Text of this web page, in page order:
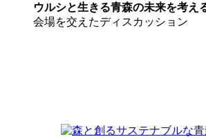
ウルシと生きる青森の未来を考え
会場を交えたディスカッション